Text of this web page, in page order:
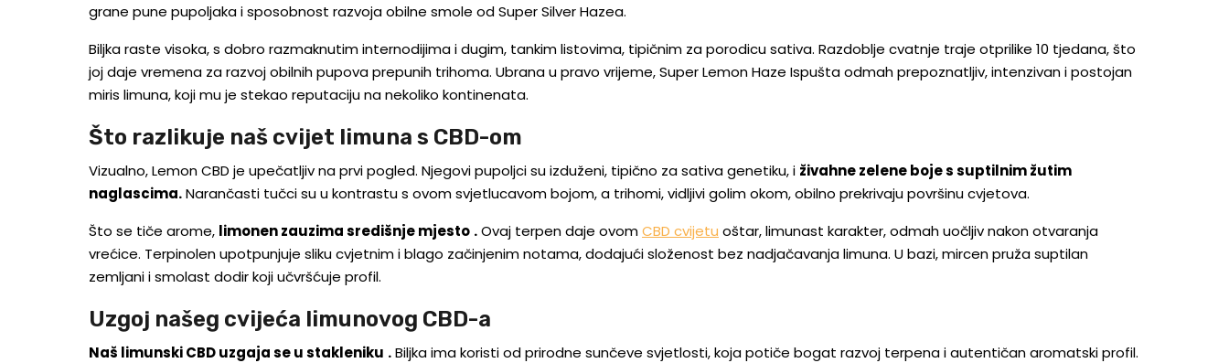
grane pune pupoljaka i sposobnost razvoja obilne smole od Super Silver Hazea.
Biljka raste visoka, s dobro razmaknutim internodijima i dugim, tankim listovima, tipičnim za porodicu sativa. Razdoblje cvatnje traje otprilike 10 tjedana, što
joj daje vremena za razvoj obilnih pupova prepunih trihoma. Ubrana u pravo vrijeme, Super Lemon Haze Ispušta odmah prepoznatljiv, intenzivan i postojan
miris limuna, koji mu je stekao reputaciju na nekoliko kontinenata.
Što razlikuje naš cvijet limuna s CBD-om
Vizualno, Lemon CBD je upečatljiv na prvi pogled. Njegovi pupoljci su izduženi, tipično za sativa genetiku, i živahne zelene boje s suptilnim žutim
naglascima.Narančasti tučci su u kontrastu s ovom svjetlucavom bojom, a trihomi, vidljivi golim okom, obilno prekrivaju površinu cvjetova.
Što se tiče arome, limonen zauzima središnje mjesto .Ovaj terpen daje ovomCBD cvijetu oštar, limunast karakter, odmah uočljiv nakon otvaranja
vrećice. Terpinolen upotpunjuje sliku cvjetnim i blago začinjenim notama, dodajući složenost bez nadjačavanja limuna. U bazi, mircen pruža suptilan
zemljani i smolast dodir koji učvršćuje profil.
Uzgoj našeg cvijeća limunovog CBD-a
Naš limunski CBD uzgaja se u stakleniku .Biljka ima koristi od prirodne sunčeve svjetlosti, koja potiče bogat razvoj terpena i autentičan aromatski profil.